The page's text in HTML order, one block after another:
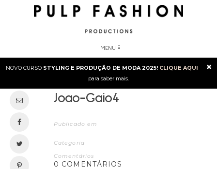
MENU
×
NOVO CURSO STYLING E PRODUÇÃO DE MODA 2025! CLIQUE AQUI
para saber mais.
Joao-Gaio4
Publicado em
Categoria
Comentários
0 COMENTÁRIOS